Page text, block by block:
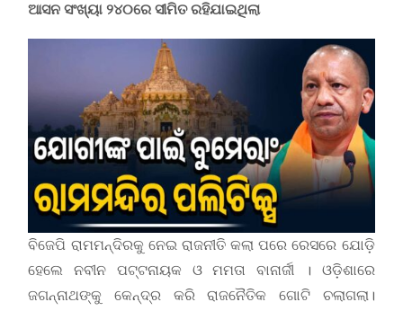
ଆସନ ସଂଖ୍ୟା ୨୪୦ରେ ସୀମିତ ରହିଯାଇଥିଲା
ବିଜେପି ରାମମନ୍ଦିରକୁ ନେଇ ରାଜନୀତି କଲା ପରେ ରେସରେ ଯୋଡ଼ି
ହେଲେ ନବୀନ ପଟ୍ଟନାୟକ ଓ ମମତା ବାନାର୍ଜୀ । ଓଡ଼ିଶାରେ
ଜଗନ୍ନାଥଙ୍କୁ କେନ୍ଦ୍ର କରି ରାଜନୈତିକ ଗୋଟି ଚଲାଗଲା।